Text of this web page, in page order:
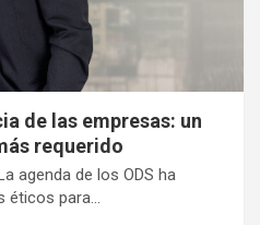
de las empresas: un
requerido
agenda de los ODS ha
éticos para…